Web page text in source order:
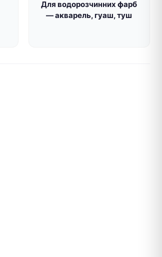
Для водорозчинних фарб
— акварель, гуаш, туш